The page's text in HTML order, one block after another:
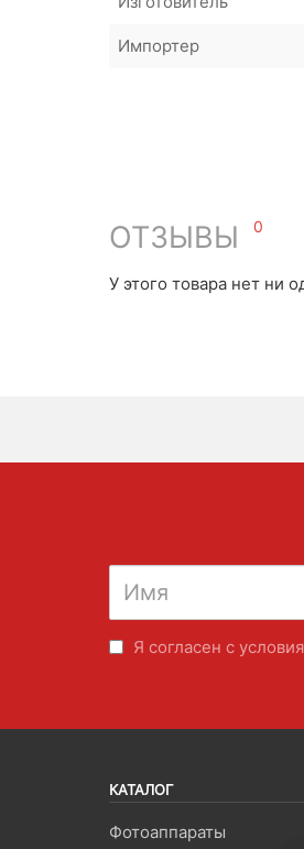
Импортер
ОТЗЫВЫ 0
У этого товара нет ни
Я согласен с
КАТАЛОГ
Фотоаппараты